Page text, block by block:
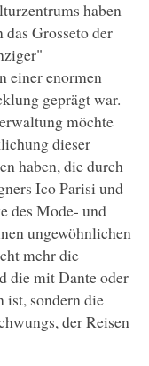
haben
Grosseto der
einer enormen
geprägt war.
möchte
dieser
haben, die durch
Ico Parisi und
des Mode- und
ungewöhnlichen
mehr die
die mit Dante oder
ist, sondern die
der Reisen